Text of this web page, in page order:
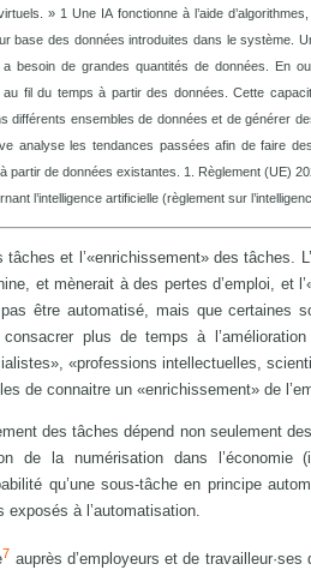
» 1 Une IA fonctionne à l’aide
base des données introduites dans le système.
besoin de grandes quantités de données. En
fil du temps à partir des données. Cette
différents ensembles de données et de générer
analyse les tendances passées afin de faire
de données existantes. 1. Règlement (UE)
l’intelligence artificielle (règlement sur
tâches et l’«enrichissement» des tâches.
et mènerait à des pertes d’emploi, et
être automatisé, mais que certaines
plus de temps à
«professions intellectuelles,
de connaitre un «enrichissement» de
des tâches dépend non seulement
de la numérisation dans l’économie
qu’une sous-tâche en principe
à l’automatisation.
7 auprès d’employeurs et de